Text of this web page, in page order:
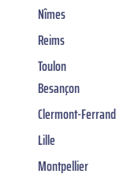
Nîmes
Reims
Toulon
Besançon
Clermont-Ferrand
Lille
Montpellier